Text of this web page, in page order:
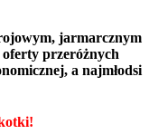
jarmarcznym
oferty przeróżnych
a najmłodsi